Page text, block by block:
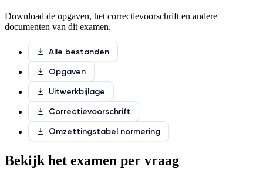
Download de opgaven, het correctievoorschrift en andere
documenten van dit examen.
Alle bestanden
Opgaven
Uitwerkbijlage
Correctievoorschrift
Omzettingstabel normering
Bekijk het examen per vraag